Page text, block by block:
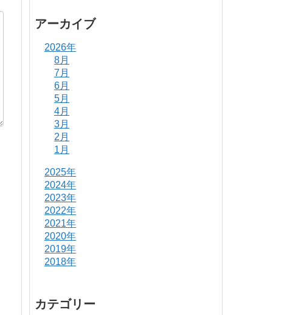
アーカイブ
2026年
8月
7月
6月
5月
4月
3月
2月
1月
2025年
2024年
2023年
2022年
2021年
2020年
2019年
2018年
カテゴリー